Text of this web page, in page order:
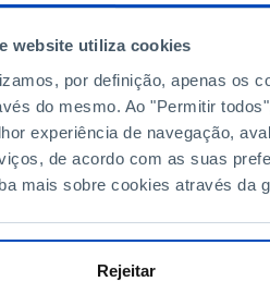
website utiliza cookies
por definição, apenas os
do mesmo. Ao "Permitir
experiência de navegação,
de acordo com as suas
mais sobre cookies através da
Rejeitar